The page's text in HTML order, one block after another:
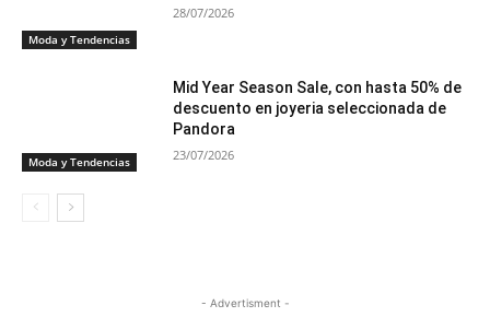
Moda y Tendencias
28/07/2026
Moda y Tendencias
Mid Year Season Sale, con hasta 50% de
descuento en joyeria seleccionada de
Pandora
23/07/2026
- Advertisment -